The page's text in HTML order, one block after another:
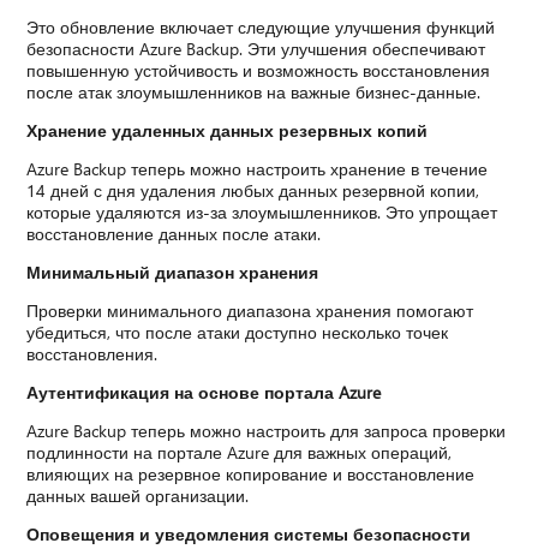
Это обновление включает следующие улучшения функций
безопасности Azure Backup. Эти улучшения обеспечивают
повышенную устойчивость и возможность восстановления
после атак злоумышленников на важные бизнес-данные.
Хранение удаленных данных резервных копий
Azure Backup теперь можно настроить хранение в течение
14 дней с дня удаления любых данных резервной копии,
которые удаляются из-за злоумышленников. Это упрощает
восстановление данных после атаки.
Минимальный диапазон хранения
Проверки минимального диапазона хранения помогают
убедиться, что после атаки доступно несколько точек
восстановления.
Аутентификация на основе портала Azure
Azure Backup теперь можно настроить для запроса проверки
подлинности на портале Azure для важных операций,
влияющих на резервное копирование и восстановление
данных вашей организации.
Оповещения и уведомления системы безопасности